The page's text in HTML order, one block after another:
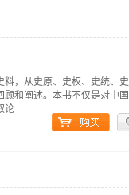
料，从史原、史权、史统、
和阐述。本书不仅是对中
论